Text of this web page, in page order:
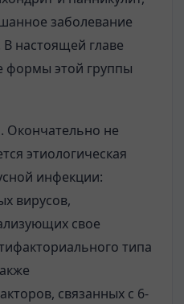
заболевание
настоящей главе
формы этой группы
Окончательно не
этиологическая
инфекции:
вирусов,
свое
типа
связанных с 6-